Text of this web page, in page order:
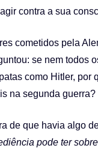
contra a sua
cometidos pela
se nem todos
como Hitler, por
na segunda guerra?
de que havia algo
pode ter